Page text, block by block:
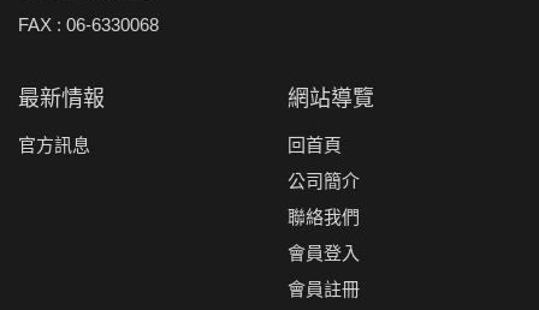
FAX : 06-6330068
最新情報
官方訊息
網站導覽
回首頁
公司簡介
聯絡我們
會員登入
會員註冊